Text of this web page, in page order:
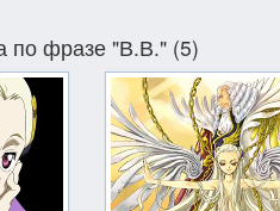
по фразе "В.В." (5)